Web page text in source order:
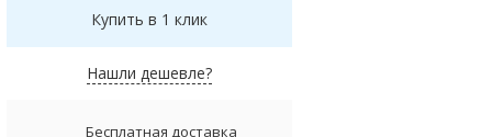
Купить в 1 клик
Нашли дешевле?
Бесплатная доставка